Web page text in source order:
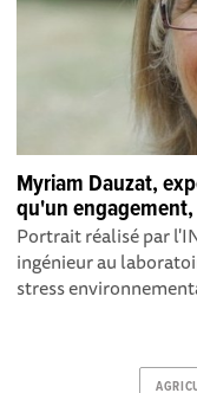
Myriam Dauzat,
qu'un
Portrait réalisé par
ingénieur au
stress